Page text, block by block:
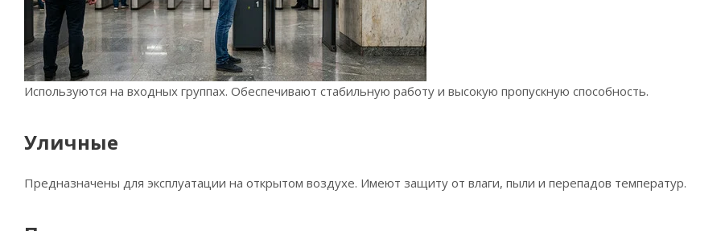
Используются на входных группах. Обеспечивают стабильную работу и высокую пропускную способность.
Уличные
Предназначены для эксплуатации на открытом воздухе. Имеют защиту от влаги, пыли и перепадов температур.